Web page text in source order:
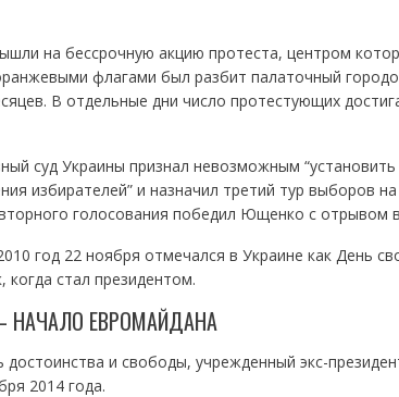
на бессрочную акцию протеста, центром
флагами был разбит палаточный
В отдельные дни число протестующих
суд Украины признал невозможным “установить
избирателей” и назначил третий тур выборов
голосования победил Ющенко с отрывом
год 22 ноября отмечался в Украине как День
когда стал президентом.
НАЧАЛО ЕВРОМАЙДАНА
и свободы, учрежденный экс-
2014 года.